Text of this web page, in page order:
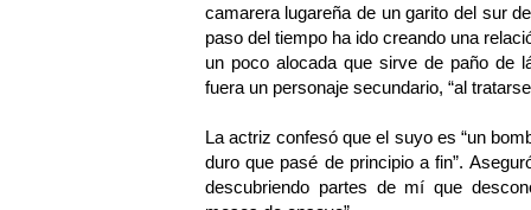
camarera lugareña de un garito del sur
paso del tiempo ha ido creando una
un poco alocada que sirve de paño de
fuera un personaje secundario, “al
La actriz confesó que el suyo es “un
duro que pasé de principio a fin”.
descubriendo partes de mí que